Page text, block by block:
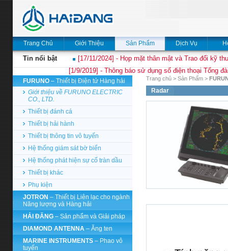
Trang Chủ Giới Thiệu Sản Phẩm Dịch Vụ
Tin nổi bật
[17/11/2024] - Họp mặt thân mật và Trao đổi kỹ
[1/9/2019] - Thông báo sử dụng số điện thoại Tổng
FURUNO – Thiết bị Điện tử Hàng hải
Giới thiệu về FURUNO ELECTRIC
CO., LTD.
Thiết bị đánh cá
Thiết bị hải hành
Thiết bị thông tin vô tuyến
Hệ thống giám sát bờ biển
Hệ thống phát hiện sự cố tràn dầu
Thiết bị khác
Phụ kiện
JOTRON – Thiết bị Liên lạc cho ngành
Năng lượng và Hàng hải
HẢI ĐĂNG – Sản phẩm và Giải pháp
DIAMOND ANTENNA – Ăng ten
MARINE INSTRUMENTS – Phao vô
tuyến
Trang chủ > Sản Phẩm >
Radar